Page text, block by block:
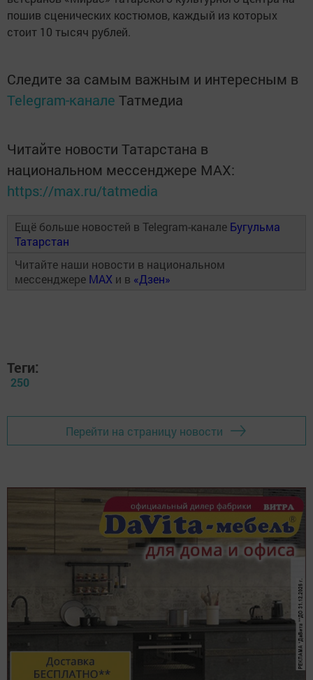
пошив сценических костюмов, каждый из которых
стоит 10 тысяч рублей.
Следите за самым важным и интересным в
Telegram-канале Татмедиа
Читайте новости Татарстана в
национальном мессенджере MАХ:
https://max.ru/tatmedia
Ещё больше новостей в Telegram-канале Бугульма
Татарстан
Читайте наши новости в национальном
мессенджере MAX и в «Дзен»
Теги:
250
Перейти на страницу новости